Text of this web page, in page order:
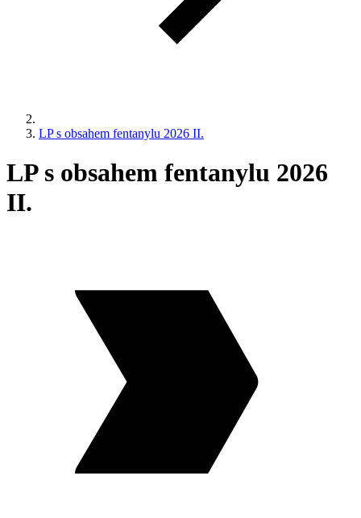
LP s obsahem fentanylu 2026 II.
LP s obsahem fentanylu 2026
II.